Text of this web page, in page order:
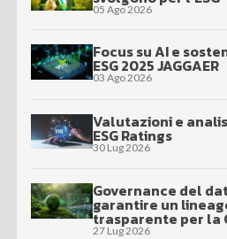
05 Ago 2026
Focus su AI e
ESG 2025 JAGGAER
03 Ago 2026
Valutazioni e
ESG Ratings
30 Lug 2026
Governance del
garantire un
trasparente per la
27 Lug 2026